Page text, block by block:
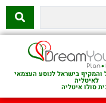
והמקיף בישראל לנוסע העצמאי
לאיטליה
סולו איטליה